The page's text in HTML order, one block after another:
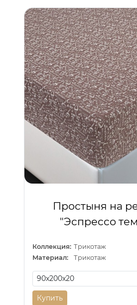
Простыня на
"Эспрессо
Коллекция: Трикотаж
Материал:
Трикотаж
Купить